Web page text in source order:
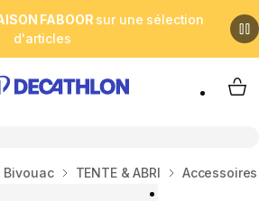
FABOOR sur une sélection
d'articles
My
Bivouac TENTE & ABRI